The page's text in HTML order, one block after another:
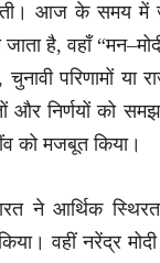
आज के समय में
है, वहाँ
परिणामों या
और निर्णयों को
को मजबूत किया।
ने आर्थिक
वहीं नरेंद्र